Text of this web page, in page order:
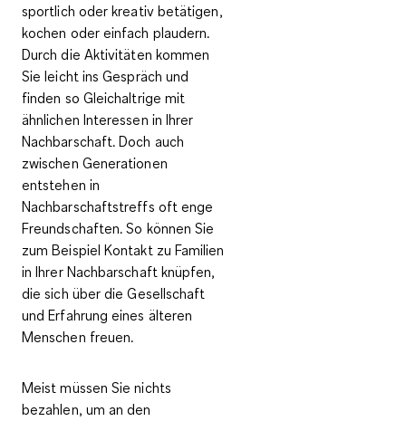
sportlich oder kreativ betätigen,
kochen oder einfach plaudern.
Durch die Aktivitäten kommen
Sie leicht ins Gespräch und
finden so Gleichaltrige mit
ähnlichen Interessen in Ihrer
Nachbarschaft. Doch auch
zwischen Generationen
entstehen in
Nachbarschaftstreffs oft enge
Freundschaften. So können Sie
zum Beispiel Kontakt zu Familien
in Ihrer Nachbarschaft knüpfen,
die sich über die Gesellschaft
und Erfahrung eines älteren
Menschen freuen.
Meist müssen Sie nichts
bezahlen, um an den